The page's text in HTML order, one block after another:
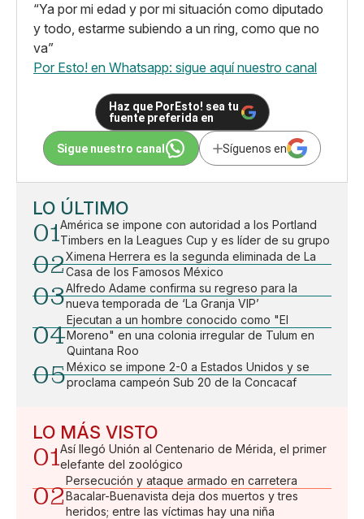
“Ya por mi edad y por mi situación como diputado
y todo, estarme subiendo a un ring, como que no
va”
Por Esto! en Whatsapp: sigue aquí nuestro canal
Haz que PorEsto! sea tu
fuente preferida en
Sigue nuestro canal Síguenos en
LO ÚLTIMO
01América se impone con autoridad a los Portland
Timbers en la Leagues Cup y es líder de su grupo
02Ximena Herrera es la segunda eliminada de La
Casa de los Famosos México
03Alfredo Adame confirma su regreso para la
nueva temporada de ‘La Granja VIP’
04
Ejecutan a un hombre conocido como "El
Moreno" en una colonia irregular de Tulum en
Quintana Roo
05México se impone 2-0 a Estados Unidos y se
proclama campeón Sub 20 de la Concacaf
LO MÁS VISTO
01Así llegó Unión al Centenario de Mérida, el primer
elefante del zoológico
02
Persecución y ataque armado en carretera
Bacalar-Buenavista deja dos muertos y tres
heridos; entre las víctimas hay una niña